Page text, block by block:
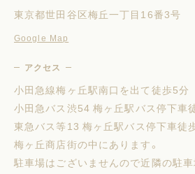
東京都世田谷区梅丘一丁目16番3号
Google Map
アクセス
小田急線梅ヶ丘駅南口を出て徒歩5分
小田急バス渋54 梅ヶ丘駅バス停下車
東急バス等13 梅ヶ丘駅バス停下車徒
梅ヶ丘商店街の中にあります。
駐車場はございませんので近隣の駐車